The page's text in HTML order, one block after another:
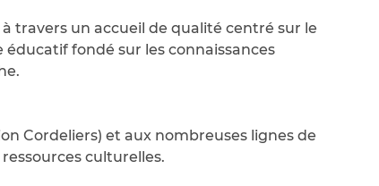
travers un accueil de qualité centré sur le
fondé sur les connaissances
Cordeliers) et aux nombreuses lignes de
culturelles.